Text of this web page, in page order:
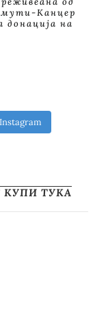
Канцер
донација на
КУПИ ТУКА